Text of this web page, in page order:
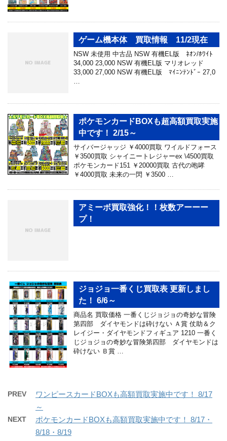
ゲーム機本体 買取情報 11/2現在
NSW 未使用 中古品 NSW 有機EL版 ﾈｵﾝ/ﾎﾜｲﾄ
34,000 23,000 NSW 有機EL版 マリオレッド
33,000 27,000 NSW 有機EL版 ﾏｲﾆﾝﾃﾝﾄﾞｰ 27,0
…
ポケモンカードBOXも超高額買取実施
中です！ 2/15～
サイバージャッジ ￥4000買取 ワイルドフォース
￥3500買取 シャイニートレジャーex \4500買取
ポケモンカード151 ￥20000買取 古代の咆哮
￥4000買取 未来の一閃 ￥3500 …
アミーボ買取強化！！枚数アーーー
プ！
ジョジョ一番くじ買取表 更新しまし
た！ 6/6～
商品名 買取価格 一番くじジョジョの奇妙な冒険
第四部 ダイヤモンドは砕けない Ａ賞 仗助＆ク
レイジー・ダイヤモンドフィギュア 1210 一番く
じジョジョの奇妙な冒険第四部 ダイヤモンドは
砕けない Ｂ賞 …
PREV
ワンピースカードBOXも高額買取実施中です！ 8/17
～
NEXT
ポケモンカードBOXも高額買取実施中です！ 8/17・
8/18・8/19